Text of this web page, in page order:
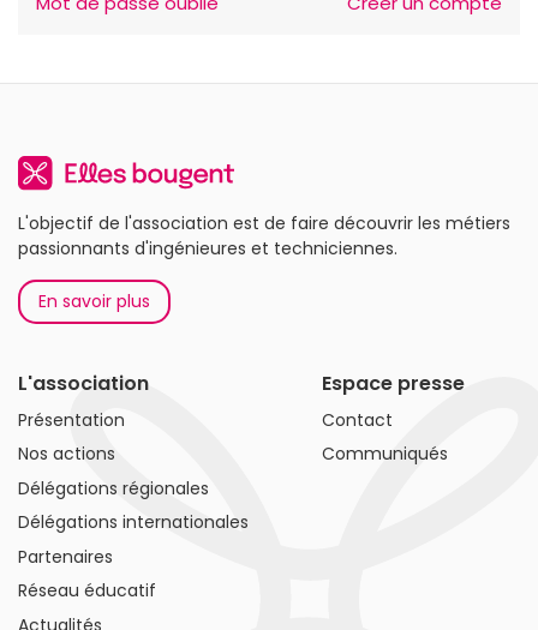
L'objectif de l'association est de faire découvrir les métiers
passionnants d'ingénieures et techniciennes.
En savoir plus
L'association
Présentation
Nos actions
Délégations régionales
Délégations internationales
Partenaires
Réseau éducatif
Actualités
Espace presse
Contact
Communiqués